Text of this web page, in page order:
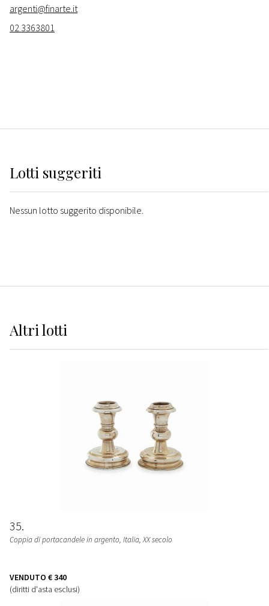
argenti@finarte.it
02 3363801
Lotti suggeriti
Nessun lotto suggerito disponibile.
Altrilotti
35
Coppia di portacandele in argento, Italia, XX secolo
VENDUTO € 340
(diritti d'asta esclusi)